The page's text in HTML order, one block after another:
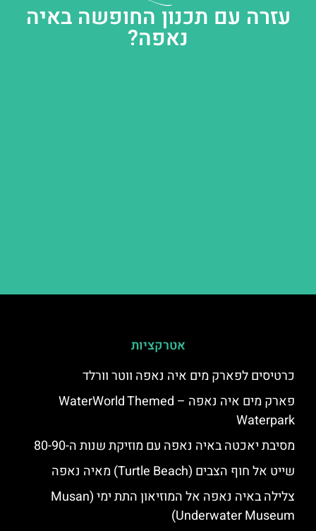
עזרה עם תכנון החופשה באיה
נאפה?
אטרקציות
כרטיסים לפארק מים איה נאפה ווטר וורלד
פארק מים איה נאפה – ‪‪WaterWorld Themed
Waterpark‬‬
מסיבת יאכטה באיה נאפה עם מוזיקת שנות ה-80-90
שייט אל חוף הצבים (Turtle Beach) מאיה נאפה
צלילה באיה נאפה אל המוזיאון התת ימי (Musan
Underwater Museum)